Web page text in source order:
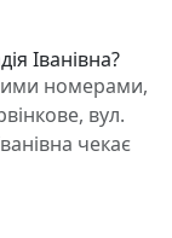
Іванівна?
номерами,
вул.
чекає